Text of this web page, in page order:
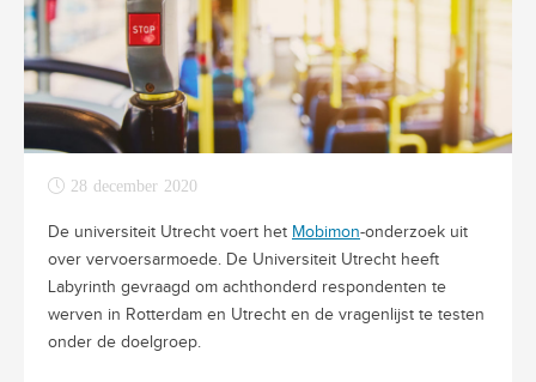
28 december 2020
De universiteit Utrecht voert het Mobimon-onderzoek uit
over vervoersarmoede. De Universiteit Utrecht heeft
Labyrinth gevraagd om achthonderd respondenten te
werven in Rotterdam en Utrecht en de vragenlijst te testen
onder de doelgroep.